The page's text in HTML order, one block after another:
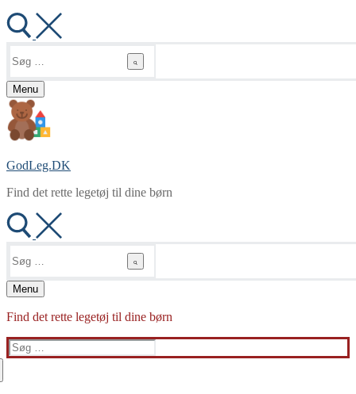
efter:
Menu
GodLeg.DK
Find det rette legetøj til dine børn
efter:
Menu
Find det rette legetøj til dine børn
Søg
efter: